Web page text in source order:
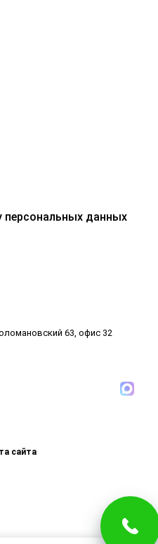
персональных данных
63, офис 32
сайта